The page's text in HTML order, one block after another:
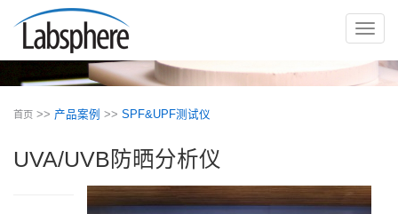
切
首页 >> 产品案例 >> SPF&UPF测试仪
UVA/UVB防晒分析仪